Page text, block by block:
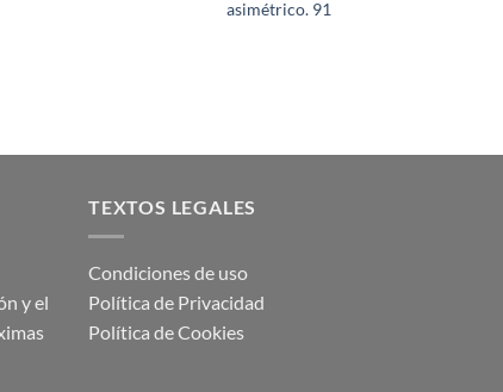
asimétrico. 91
y el
TEXTOS LEGALES
Condiciones de uso
Política de Privacidad
Política de Cookies